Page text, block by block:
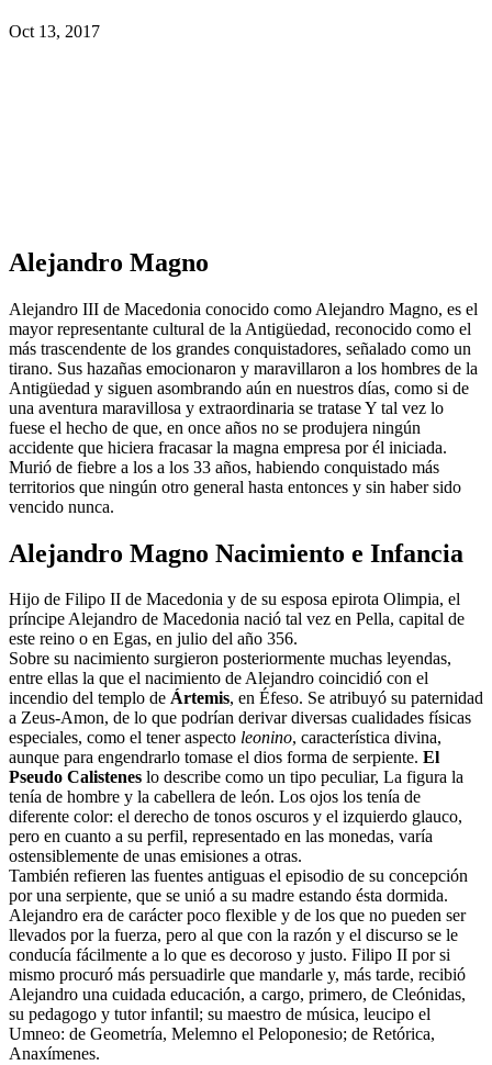
Oct 13, 2017
Alejandro Magno
Alejandro III de Macedonia conocido como Alejandro Magno, es el
mayor representante cultural de la Antigüedad, reconocido como el
más trascendente de los grandes conquistadores, señalado como un
tirano. Sus hazañas emocionaron y maravillaron a los hombres de la
Antigüedad y siguen asombrando aún en nuestros días, como si de
una aventura maravillosa y extraordinaria se tratase Y tal vez lo
fuese el hecho de que, en once años no se produjera ningún
accidente que hiciera fracasar la magna empresa por él iniciada.
Murió de fiebre a los a los 33 años, habiendo conquistado más
territorios que ningún otro general hasta entonces y sin haber sido
vencido nunca.
Alejandro Magno Nacimiento e Infancia
Hijo de Filipo II de Macedonia y de su esposa epirota Olimpia, el
príncipe Alejandro de Macedonia nació tal vez en Pella, capital de
este reino o en Egas, en julio del año 356.
Sobre su nacimiento surgieron posteriormente muchas leyendas,
entre ellas la que el nacimiento de Alejandro coincidió con el
incendio del templo de Ártemis, en Éfeso. Se atribuyó su paternidad
a Zeus-Amon, de lo que podrían derivar diversas cualidades físicas
especiales, como el tener aspecto leonino, característica divina,
aunque para engendrarlo tomase el dios forma de serpiente. El
Pseudo Calistenes lo describe como un tipo peculiar, La figura la
tenía de hombre y la cabellera de león. Los ojos los tenía de
diferente color: el derecho de tonos oscuros y el izquierdo glauco,
pero en cuanto a su perfil, representado en las monedas, varía
ostensiblemente de unas emisiones a otras.
También refieren las fuentes antiguas el episodio de su concepción
por una serpiente, que se unió a su madre estando ésta dormida.
Alejandro era de carácter poco flexible y de los que no pueden ser
llevados por la fuerza, pero al que con la razón y el discurso se le
conducía fácilmente a lo que es decoroso y justo. Filipo II por si
mismo procuró más persuadirle que mandarle y, más tarde, recibió
Alejandro una cuidada educación, a cargo, primero, de Cleónidas,
su pedagogo y tutor infantil; su maestro de música, leucipo el
Umneo: de Geometría, Melemno el Peloponesio; de Retórica,
Anaxímenes.